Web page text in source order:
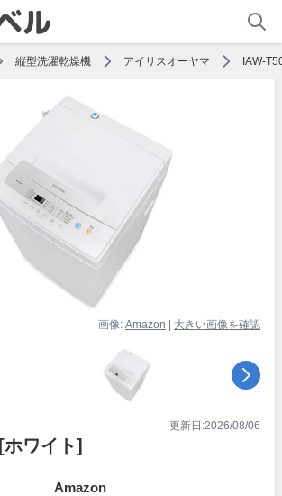
縦型洗濯乾燥機 アイリスオーヤマ IAW-
画像: Amazon 大きい画像を確認
[ホワイト]
更新日:2026/08/06
Amazon